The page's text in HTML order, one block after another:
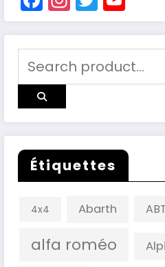
Étiquettes
4x4 Abarth
alfa roméo